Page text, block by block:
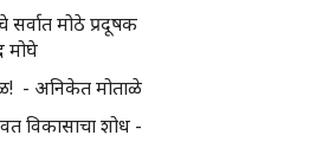
मोठे प्रदूषक
मोघे
- अनिकेत मोताळे
विकासाचा शोध -